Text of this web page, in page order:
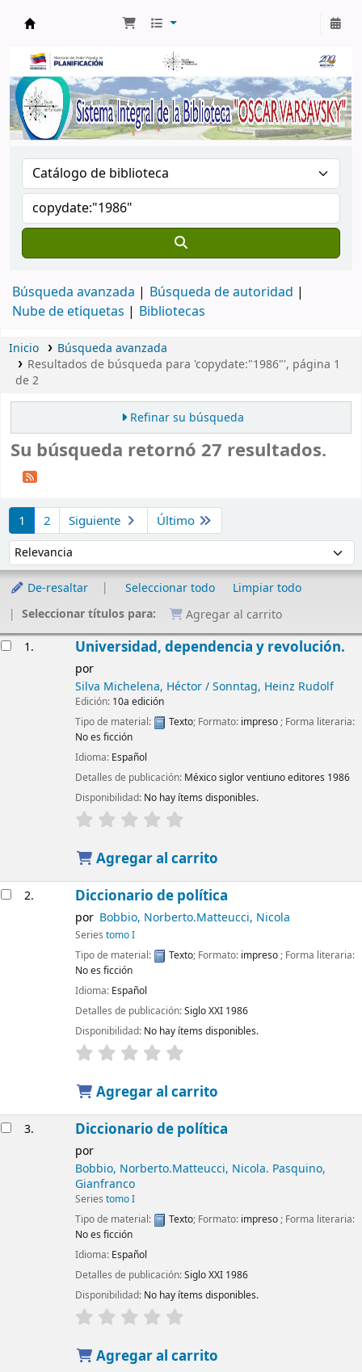
Búsqueda avanzada
Búsqueda de autoridad
Nube de etiquetas
Bibliotecas
Inicio
Búsqueda avanzada
Resultados de búsqueda para 'copydate:"1986"', página 1
de 2
Refinar su búsqueda
Su búsqueda retornó 27 resultados.
1 2 Siguiente Último
Ordenar por:
De-resaltar Seleccionar todo
Limpiar todo
Seleccionar títulos para:
Agregar al carrito
1. Universidad, dependencia y revolución.
por
Silva Michelena, Héctor / Sonntag, Heinz Rudolf
Edición: 10a edición
Tipo de material:
Texto; Formato: impreso; Forma literaria:
No es ficción
Idioma: Español
Detalles de publicación: Méxicosiglor ventiuno editores 1986
Disponibilidad: No hay ítems disponibles.
Agregar al carrito
2. Diccionario de política
por Bobbio, Norberto.Matteucci, Nicola
Series tomo I
Tipo de material:
Texto; Formato: impreso; Forma literaria:
No es ficción
Idioma: Español
Detalles de publicación:Siglo XXI 1986
Disponibilidad: No hay ítems disponibles.
Agregar al carrito
3. Diccionario de política
por
Bobbio, Norberto.Matteucci, Nicola. Pasquino,
Gianfranco
Series tomo I
Tipo de material:
Texto; Formato: impreso; Forma literaria:
No es ficción
Idioma: Español
Detalles de publicación:Siglo XXI 1986
Disponibilidad: No hay ítems disponibles.
Agregar al carrito